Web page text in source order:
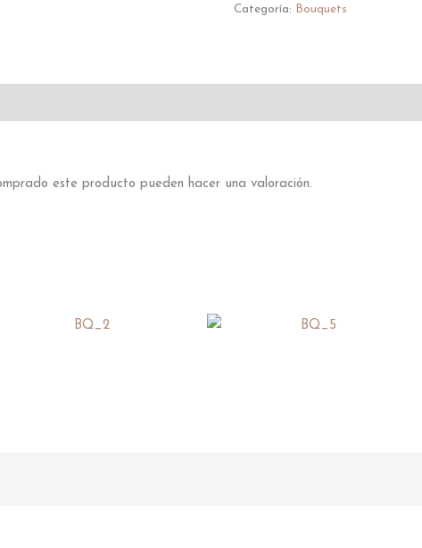
Categoría: Bouquets
este producto pueden hacer una valoración.